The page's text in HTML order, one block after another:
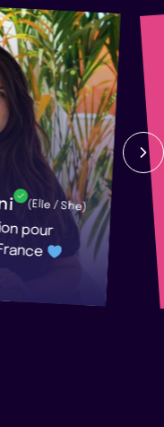
(Elle / She)
pour